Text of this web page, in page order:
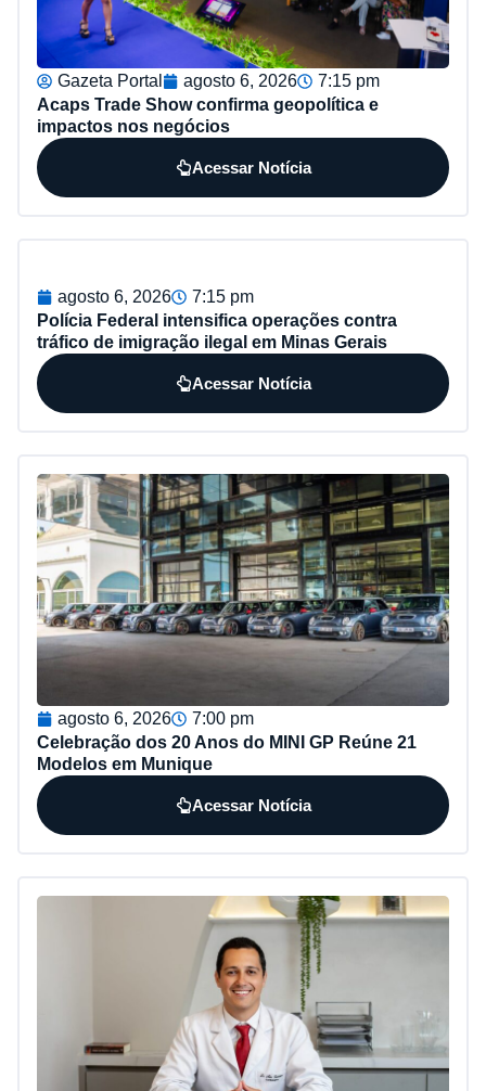
Gazeta Portal agosto 6, 2026
7:15 pm
Acaps Trade Show confirma geopolítica e
impactos nos negócios
Acessar Notícia
agosto 6, 2026
7:15 pm
Polícia Federal intensifica operações contra
tráfico de imigração ilegal em Minas Gerais
Acessar Notícia
agosto 6, 2026
7:00 pm
Celebração dos 20 Anos do MINI GP Reúne 21
Modelos em Munique
Acessar Notícia